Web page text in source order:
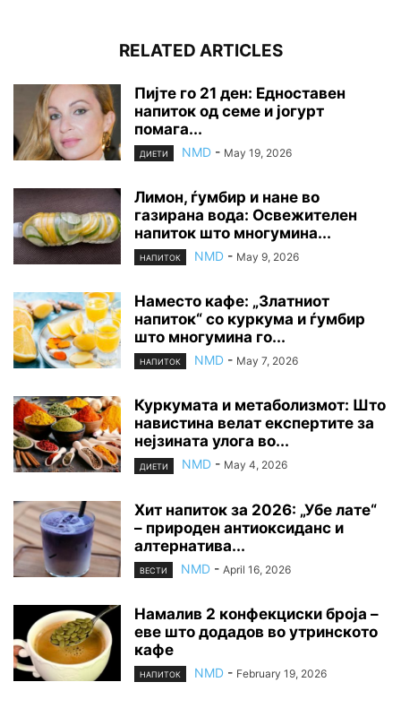
RELATED ARTICLES
Пијте го 21 ден: Едноставен
напиток од семе и јогурт
помага...
ДИЕТИ NMD - May 19, 2026
Лимон, ѓумбир и нане во
газирана вода: Освежителен
напиток што многумина...
НАПИТОК NMD - May 9, 2026
Наместо кафе: „Златниот
напиток“ со куркума и ѓумбир
што многумина го...
НАПИТОК NMD - May 7, 2026
Куркумата и метаболизмот: Што
навистина велат експертите за
нејзината улога во...
ДИЕТИ NMD - May 4, 2026
Хит напиток за 2026: „Убе лате“
– природен антиоксиданс и
алтернатива...
ВЕСТИ NMD - April 16, 2026
Намалив 2 конфекциски броја –
еве што додадов во утринското
кафе
НАПИТОК NMD - February 19, 2026